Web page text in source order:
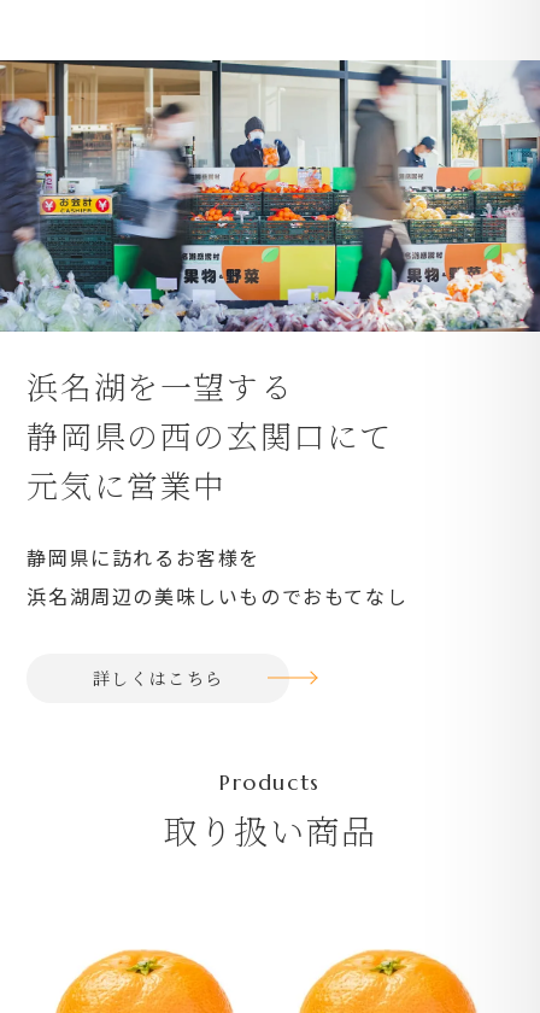
浜名湖を一望する
静岡県の西の玄関口にて
元気に営業中
静岡県に訪れるお客様を
浜名湖周辺の美味しいものでおもてなし
詳しくはこちら
取り扱い商品